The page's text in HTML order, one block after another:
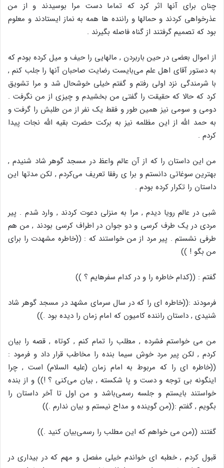
چنان برای آنها اثر کرد که تماما دست مرا بوسیدند و از من
عذرخواهی کردند و حمالها و راننده ها همه به نماز ایستادند و معلوم
بود که تصمیم گرفتند از گناه فاصله بگیرند .
از اموال بعضی در حین باربردن , مالهایی را حیف و میل کرده بودم که
به دستور آقای اهل علم می‌بایست رضایت صاحبان آنها را جلب کنم ,
با شرمندگی نزد اولی رفتم و گفتم خیلی خوشحال شد و مرا تشویق
کرد که حالا که حقیقت را گفتی من بخشیدم و چیزی از من نگرفت .
دومی و سومی نیز همین طور و فقط یک نفر از من طلبش را گرفت و
به حمد الله از این مظلمه نیز به برکت حضرت بقیه الله نجات پیدا
کردم .
من این داستان را که از آن عالم واعظ در مسجد گوهر شاد شنیدم ,
بهترین سوغاتی دانستم و برا ی رفقا تعریف می‌کردم , لکن مدتها این
داستان را تکرار کرده بودم .
شبی در عالم رویا دیدم , مرا به منزلی دعوت کردند , وارد شدم . پیر
مردی در یک طرف کرسی و دو جوان در اطراف کرسی بودند , من هم
طرفی نشستم . پیر مرد از من خواستند که : ((خاطره مشهدت را برای
من بگو ! ))
گفتم : ((کدام خاطره را و در کدام سفرهایم ؟ ))
فرمودند :((خاطره ای را که در سال سرمای مشهد در مسجد گوهر شاد
شنیدی , داستان راننده کامیون که امام زمان را دیده بود .))
من می خواستم فشرده , مطلب را تمام کنم , کوتاه , قصه را بیان
کردم , لکن پیر مرد خوش سیما بنده را مخاطب قرار داد و فرمود :
((خاطره ای را که مربوط به امام زمان (علیه السلام) است , چرا
اینگونه بی توجه و دست و پا شکسته , بیان می‌کنی ؟ !)) و از بنده
خواستند بایستم و جلسه رسمی‌باشد و من اول تا آخر داستان را
بگویم , گفتم :((من گوینده و مداح نیستم و بیان ندارم .))
گفتند ((من می خواهم که این مطلب را رسمی‌بیان کنید .))
قبول کردم , خطبه ای خواندم خیلی مفصل و مهم که در بیداری در